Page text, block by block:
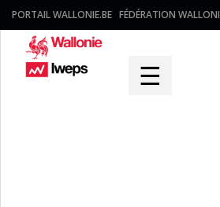
PORTAIL WALLONIE.BE FÉDÉRATION
☰